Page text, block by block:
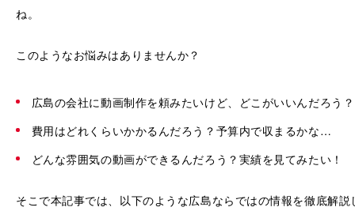
ね。
このようなお悩みはありませんか？
広島の会社に動画制作を頼みたいけど、どこがいいんだろう？
費用はどれくらいかかるんだろう？予算内で収まるかな…
どんな雰囲気の動画ができるんだろう？実績を見てみたい！
そこで本記事では、以下のような広島ならではの情報を徹底解説